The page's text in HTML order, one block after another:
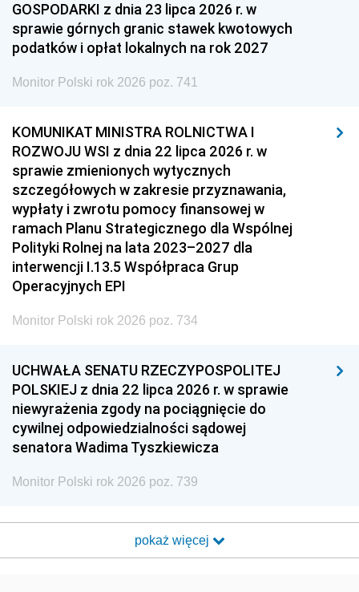
GOSPODARKI z dnia 23 lipca 2026 r. w
sprawie górnych granic stawek kwotowych
podatków i opłat lokalnych na rok 2027
Monitor Polski rok 2026 poz. 741
KOMUNIKAT MINISTRA ROLNICTWA I
ROZWOJU WSI z dnia 22 lipca 2026 r. w
sprawie zmienionych wytycznych
szczegółowych w zakresie przyznawania,
wypłaty i zwrotu pomocy finansowej w
ramach Planu Strategicznego dla Wspólnej
Polityki Rolnej na lata 2023–2027 dla
interwencji I.13.5 Współpraca Grup
Operacyjnych EPI
Monitor Polski rok 2026 poz. 734
UCHWAŁA SENATU RZECZYPOSPOLITEJ
POLSKIEJ z dnia 22 lipca 2026 r. w sprawie
niewyrażenia zgody na pociągnięcie do
cywilnej odpowiedzialności sądowej
senatora Wadima Tyszkiewicza
Monitor Polski rok 2026 poz. 739
pokaż więcej